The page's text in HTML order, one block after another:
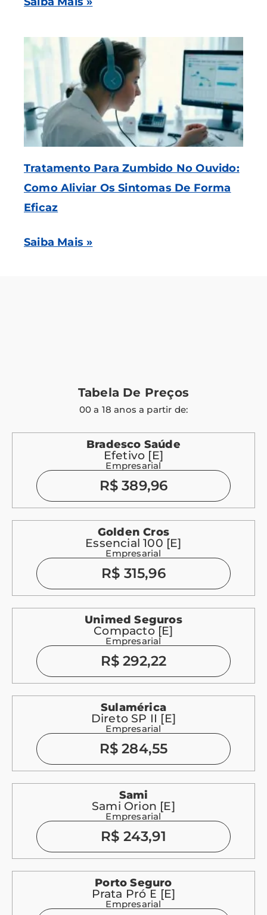
Tratamento Para Zumbido No Ouvido:
Como Aliviar Os Sintomas De Forma
Eficaz
Saiba Mais »
Tabela De Preços
00 a 18 anos a partir de:
Bradesco Saúde
Efetivo [E]
Empresarial
R$ 389,96
Golden Cros
Essencial 100 [E]
Empresarial
R$ 315,96
Unimed Seguros
Compacto [E]
Empresarial
R$ 292,22
Sulamérica
Direto SP II [E]
Empresarial
R$ 284,55
Sami
Sami Orion [E]
Empresarial
R$ 243,91
Porto Seguro
Prata Pró E [E]
Empresarial